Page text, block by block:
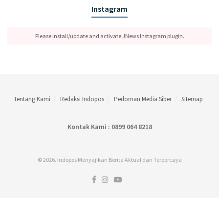
Instagram
Please install/update and activate JNews Instagram plugin.
Tentang Kami Redaksi Indopos Pedoman Media Siber Sitemap
Kontak Kami : 0899 064 8218
© 2026. Indopos Menyajikan Berita Aktual dan Terpercaya